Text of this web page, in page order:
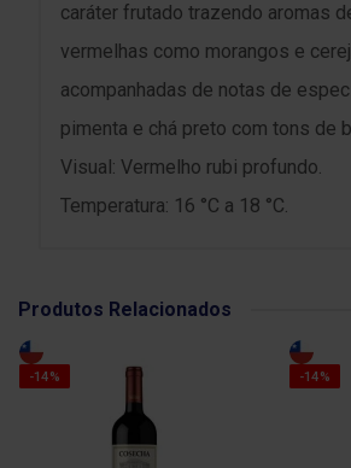
caráter frutado trazendo aromas
vermelhas como morangos e
acompanhadas de notas de
pimenta e chá preto com tons de
Visual: Vermelho rubi profundo.
Temperatura: 16 °C a 18 °C.
Produtos Relacionados
-14% -14%